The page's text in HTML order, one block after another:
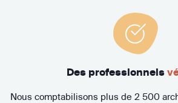
Des professionnels
Nous comptabilisons plus de 2 500